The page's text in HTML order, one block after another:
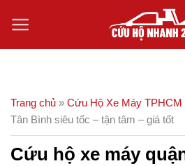
Trang chủ » Cứu Hộ Xe Máy TPHCM
Tân Bình siêu tốc – tận tâm – giá tốt
Cứu hộ xe máy